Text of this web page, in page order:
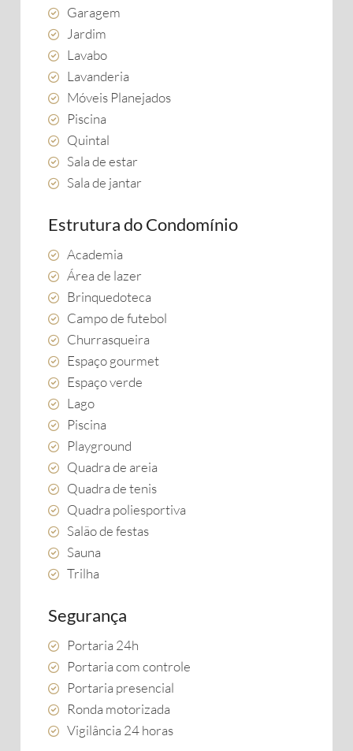
Garagem
Jardim
Lavabo
Lavanderia
Móveis Planejados
Piscina
Quintal
Sala de estar
Sala de jantar
Estrutura do Condomínio
Academia
Área de lazer
Brinquedoteca
Campo de futebol
Churrasqueira
Espaço gourmet
Espaço verde
Lago
Piscina
Playground
Quadra de areia
Quadra de tenis
Quadra poliesportiva
Salão de festas
Sauna
Trilha
Segurança
Portaria 24h
Portaria com controle
Portaria presencial
Ronda motorizada
Vigilância 24 horas